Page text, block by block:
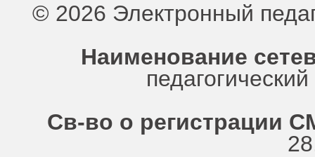
© 2026 Электронный
Наименование
Св-во о регистрации